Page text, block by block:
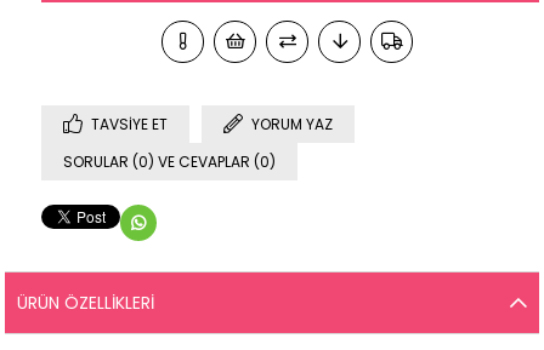
TAVSIYE ET
YORUM YAZ
SORULAR (0) VE CEVAPLAR (0)
ÜRÜN ÖZELLIKLERI